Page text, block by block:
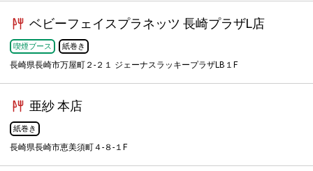
ベビーフェイスプラネッツ 長崎プラザL店
喫煙ブース 紙巻き
長崎県長崎市万屋町２-２１ ジェーナスラッキープラザLB１F
亜紗 本店
紙巻き
長崎県長崎市恵美須町４-８-１F